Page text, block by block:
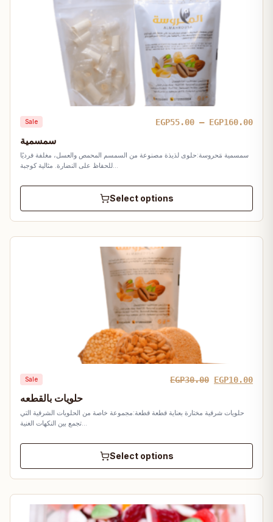
Sale EGP55.00 – EGP160.00
سمسمية
سمسمية مَحروسة:حلوى لذيذة مصنوعة من السمسم المحمص والعسل، مغلفة فرديًا
للحفاظ على النضارة. مثالية كوجبة…
Select options
Sale EGP30.00 Original
EGP30.00.
EGP10.00
حلويات بالقطعه
حلويات شرقية مختارة بعناية قطعة قطعة:مجموعة خاصة من الحلويات الشرقية التي
تجمع بين النكهات الغنية…
Select options